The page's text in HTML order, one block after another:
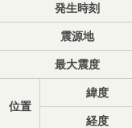
発生時刻
震源地
最大震度
位置
緯度
経度